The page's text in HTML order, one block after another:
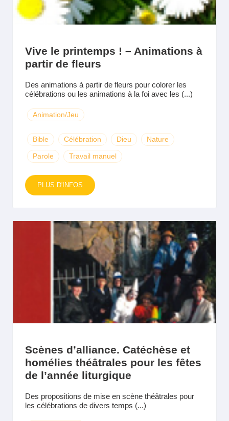
Vive le printemps ! – Animations à
partir de fleurs
Des animations à partir de fleurs pour colorer les
célébrations ou les animations à la foi avec les (...)
Animation/Jeu
Bible Célébration Dieu Nature
Parole Travail manuel
PLUS D'INFOS
Scènes d’alliance. Catéchèse et
homélies théâtrales pour les fêtes
de l’année liturgique
Des propositions de mise en scène théâtrales pour
les célébrations de divers temps (...)